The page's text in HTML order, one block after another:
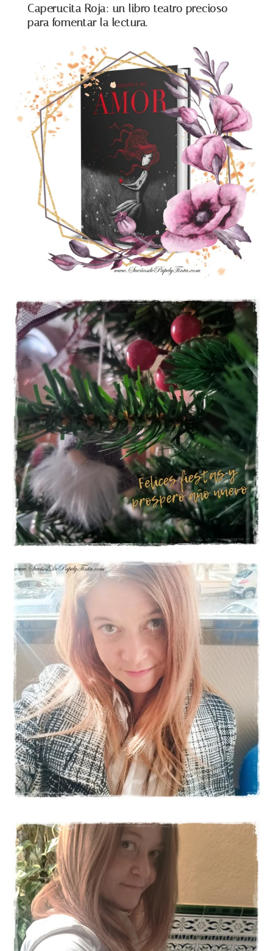
Caperucita Roja: un libro teatro precioso
para fomentar la lectura.